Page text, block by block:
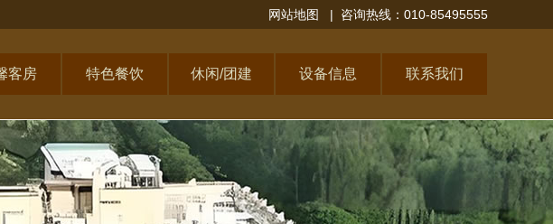
网站地图 | 咨询热线：010-85495555
客房 特色餐饮 休闲/团建 设备信息 联系我们